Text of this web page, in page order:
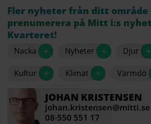
Familj: Susanna, 59, och barnen
Matilda, 26, och Jonathan, 28.
Klubb: Värmdö fågelklubb. ”Jag ska
bilder i höst.”
Aktuell: Vinnare av Årets
utses av Naturvårdsverket
Källa: Niclas Ahlberg
Fler nyheter från ditt område
prenumerera på Mitt i:s
Kvarteret!
Nacka + Nyheter + Djur +
Kultur + Klimat + Värmdö
JOHAN KRISTENSEN
johan.kristensen@mitti.se
08-550 551 17